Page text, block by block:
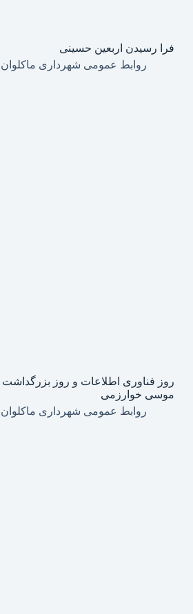
فرا رسیدن اربعین حسینی
روابط عمومی شهرداری ماکلوان
روز فناوری اطلاعات و روز
موسی خوارزمی
روابط عمومی شهرداری ماکلوان